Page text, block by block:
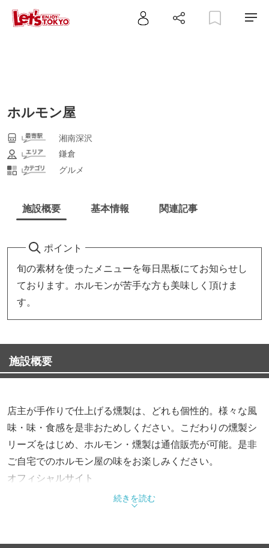
ホルモン屋
湘南深沢
鎌倉
グルメ
施設概要 基本情報 関連記事
ポイント
旬の素材を使ったメニューを毎日黒板にてお知らせし
ております。ホルモンが苦手な方も美味しく頂けま
す。
施設概要
店主が手作りで仕上げる燻製は、どれも個性的。様々な風
味・味・食感を是非おためしください。こだわりの燻製シ
リーズをはじめ、ホルモン・燻製は通信販売が可能。是非
ご自宅でのホルモン屋の味をお楽しみください。
オフィシャルサイト
【http://www.horumonya.com/index.html】
続きを読む